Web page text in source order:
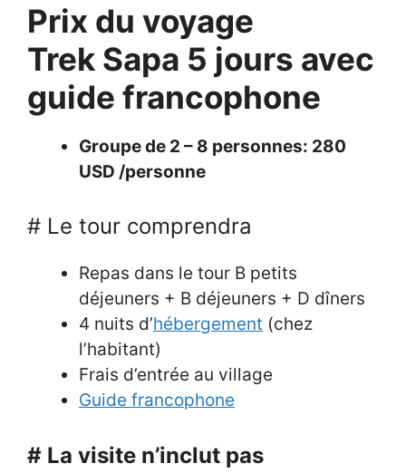
Prix du voyage
Trek Sapa 5 jours avec
guide francophone
Groupe de 2 – 8 personnes: 280
USD /personne
# Le tour comprendra
Repas dans le tour B petits
déjeuners + B déjeuners + D dîners
4 nuits d’hébergement (chez
l’habitant)
Frais d’entrée au village
Guide francophone
# La visite n’inclut pas